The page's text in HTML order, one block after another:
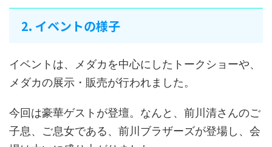
2. イベントの様子
イベントは、メダカを中心にしたトークショーや、
メダカの展示・販売が行われました。
今回は豪華ゲストが登壇。なんと、前川清さんのご
子息、ご息女である、前川ブラザーズが登場し、会